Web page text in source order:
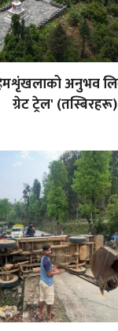
अनुभव
ग्रेट ट्रेल' (तस्बिरहरू)